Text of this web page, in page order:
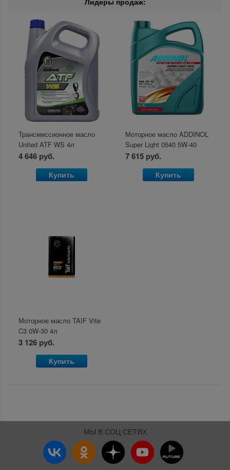
Трансмиссионное масло
United ATF WS 4л
4 646 руб.
Купить
Моторное масло ADDINOL
Super Light 0540 5W-40
A3/B3/B4 SN/CF/EC 4л
7 615 руб.
Купить
Моторное масло TAIF Vite
C3 0W-30 4л
3 126 руб.
Купить
МЫ В СОЦ СЕТЯХ